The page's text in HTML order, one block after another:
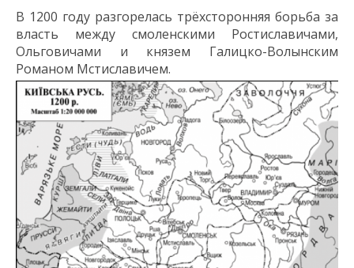
В 1200 году разгорелась трёхсторонняя борьба за
власть между смоленскими Ростиславичами,
Ольговичами и князем Галицко-Волынским
Романом Мстиславичем.